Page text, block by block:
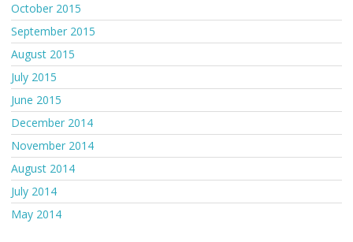
October 2015
September 2015
August 2015
July 2015
June 2015
December 2014
November 2014
August 2014
July 2014
May 2014